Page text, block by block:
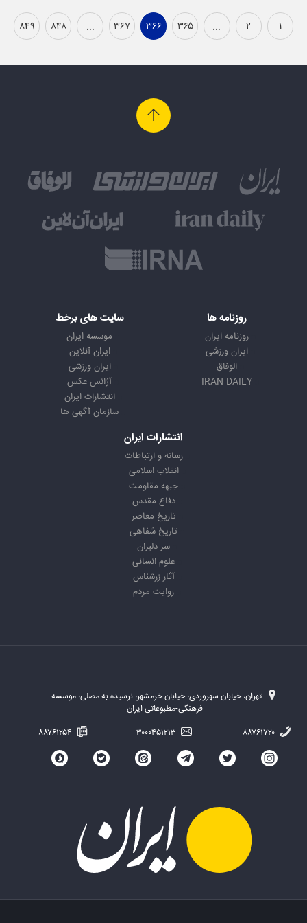
۱ ۲ ... ۳۶۵ ۳۶۶ ۳۶۷ ... ۸۴۸ ۸۴۹
روزنامه ها
روزنامه ایران
ایران ورزشی
الوفاق
IRAN DAILY
سایت های برخط
موسسه ایران
ایران آنلاین
ایران ورزشی
آژانس عکس
انتشارات ایران
سازمان آگهی ها
انتشارات ایران
رسانه و ارتباطات
انقلاب اسلامی
جبهه مقاومت
دفاع مقدس
تاریخ معاصر
تاریخ شفاهی
سر دلبران
علوم انسانی
آثار زرشناس
روایت مردم
تهران، خیابان سهروردی، خیابان خرمشهر، نرسیده به مصلی، موسسه
فرهنگی-مطبوعاتی ایران